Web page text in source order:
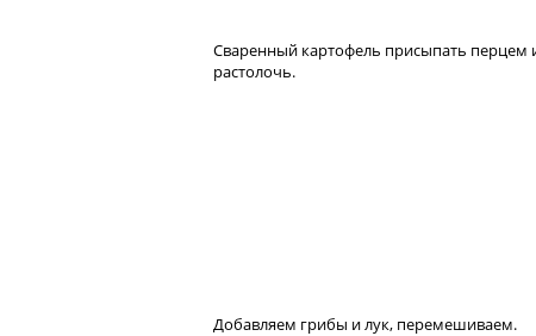
Сваренный картофель присыпать перцем
растолочь.
Добавляем грибы и лук, перемешиваем.